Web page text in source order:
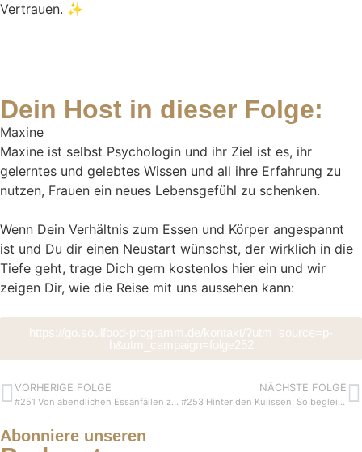
Vertrauen. ✨
Dein Host in dieser Folge:
Maxine
Maxine ist selbst Psychologin und ihr Ziel ist es, ihr
gelerntes und gelebtes Wissen und all ihre Erfahrung zu
nutzen, Frauen ein neues Lebensgefühl zu schenken.
Wenn Dein Verhältnis zum Essen und Körper angespannt
ist und Du dir einen Neustart wünschst, der wirklich in die
Tiefe geht, trage Dich gern kostenlos hier ein und wir
zeigen Dir, wie die Reise mit uns aussehen kann:
https://go.soulfood-programm.de/kontakt/?utm_source=p-
h&utm_campaign=folge252
VORHERIGE FOLGE
#251 Von abendlichen Essanfällen zu 13 Kilo natürlicher Abnahme: Wie Lisa emotionale Essmuster auflöste
NÄCHSTE FOLGE
#253 Hinter den Kulissen: So begleiten unsere Soulfood-Coaches Frauen aus dem Essenskampf heraus
Abonniere unseren